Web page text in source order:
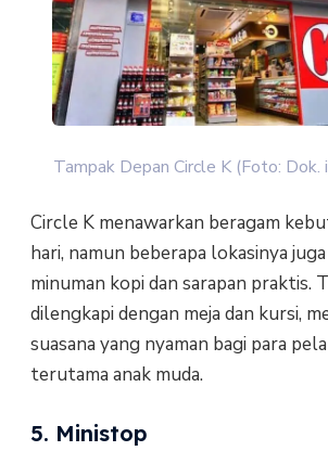
Tampak Depan Circle K (Foto: Dok.
Circle K menawarkan beragam
hari, namun beberapa lokasinya
minuman kopi dan sarapan praktis.
dilengkapi dengan meja dan kursi,
suasana yang nyaman bagi para
terutama anak muda.
5. Ministop